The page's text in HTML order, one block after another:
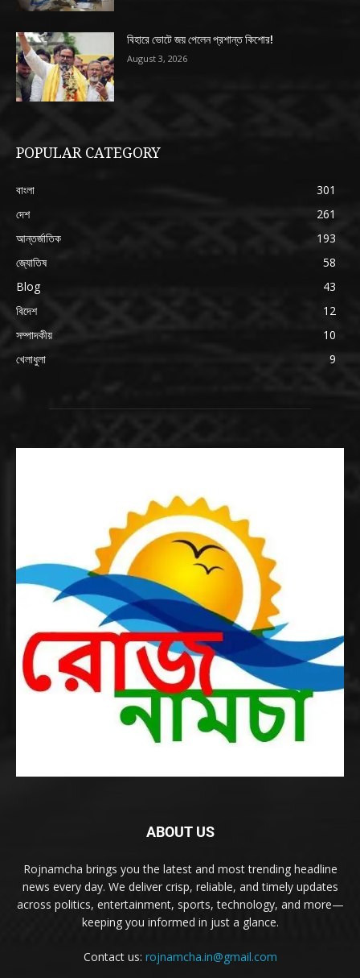
বিহারে ভোটে জয় পেলেন প্রশান্ত কিশোর!
August 3, 2026
POPULAR CATEGORY
বাংলা
301
দেশ
261
আন্তর্জাতিক
193
জ্যোতিষ
58
Blog
43
বিদেশ
12
সম্পাদকীয়
10
খেলাধুলা
9
ABOUT US
Rojnamcha brings you the latest and most trending headline
news every day. We deliver crisp, reliable, and timely updates
across politics, entertainment, sports, technology, and more—
keeping you informed in just a glance.
Contact us: rojnamcha.in@gmail.com